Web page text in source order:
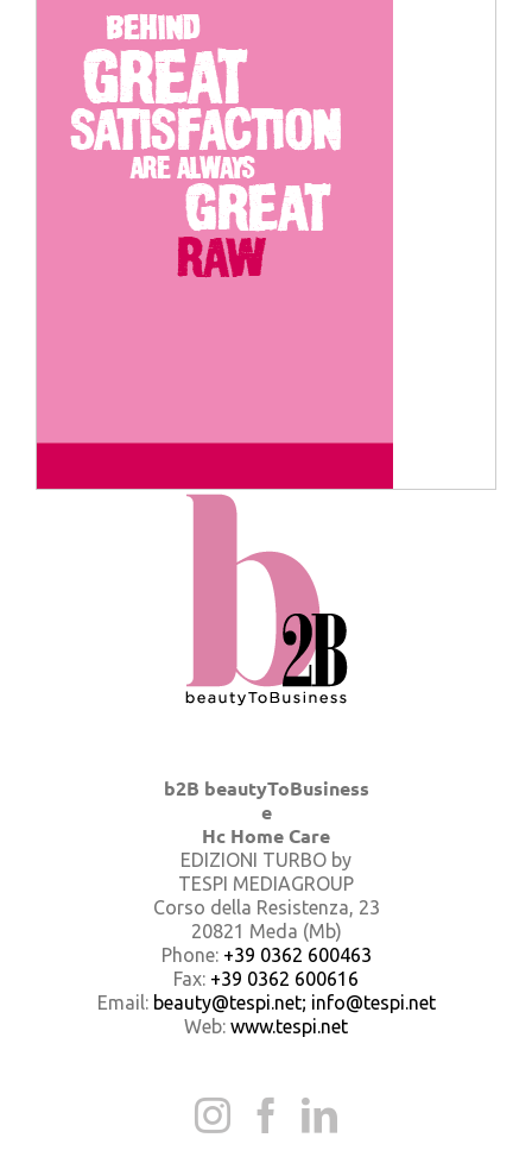
b2B beautyToBusiness
e
Hc Home Care
EDIZIONI TURBO by
TESPI MEDIAGROUP
Corso della Resistenza, 23
20821 Meda (Mb)
Phone: +39 0362 600463
Fax: +39 0362 600616
Email: beauty@tespi.net; info@tespi.net
Web: www.tespi.net